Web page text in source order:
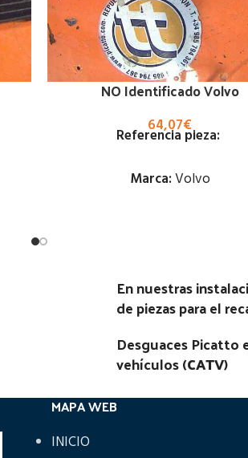
NO Identificado Volvo
64,07€
Referencia pieza:
Marca:Volvo
Notas:
En nuestras
de piezas para el
Desguaces Picatto
vehículos (CATV)
MAPA WEB
INICIO